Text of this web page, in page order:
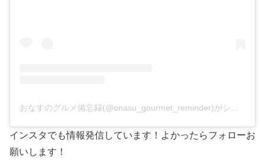
おなすのグルメ備忘録(@onasu_gourmet_reminder)がシェアした投稿
インスタでも情報発信しています！よかったらフォローお
願いします！